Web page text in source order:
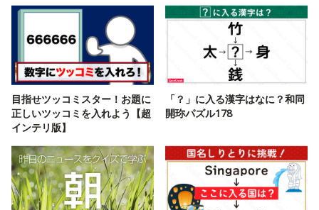
目指せツッコミスター！お題に
正しいツッコミを入れよう【超
インテリ版】
「？」に入る漢字はなに？和同
開珎パズル178